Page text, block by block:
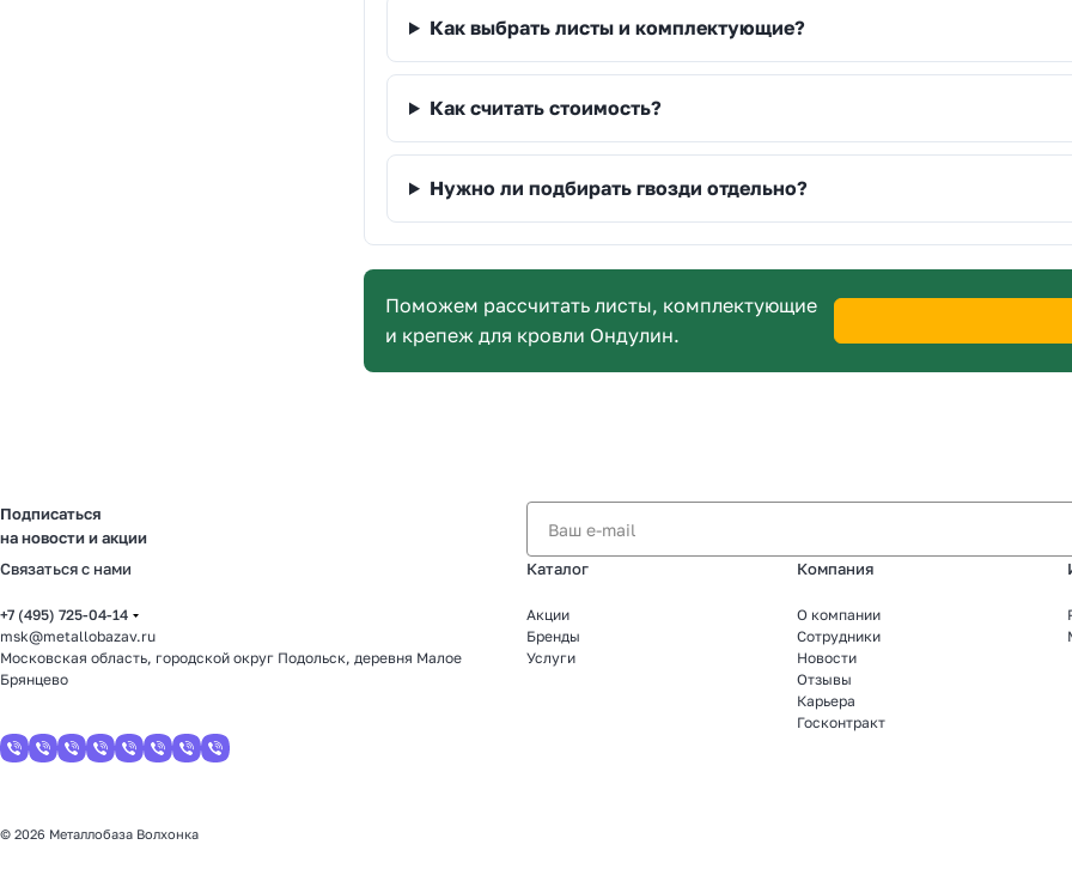
Как выбрать листы и комплектующие?
Как считать стоимость?
Нужно ли подбирать гвозди отдельно?
Поможем рассчитать листы, комплектующие
и крепеж для кровли Ондулин.
Подписаться
на новости и акции
Связаться с нами
+7 (495) 725-04-14
msk@metallobazav.ru
Московская область, городской округ Подольск, деревня Малое
Брянцево
Каталог
Акции
Бренды
Услуги
Компания
О компании
Сотрудники
Новости
Отзывы
Карьера
Госконтракт
© 2026 Металлобаза Волхонка